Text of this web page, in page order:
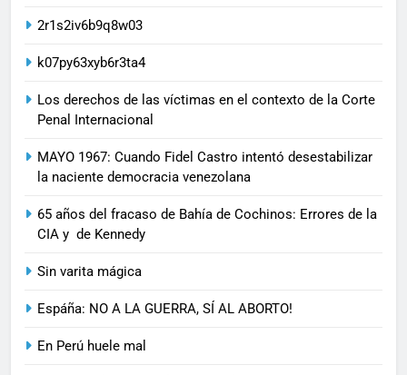
2r1s2iv6b9q8w03
k07py63xyb6r3ta4
Los derechos de las víctimas en el contexto de la Corte
Penal Internacional
MAYO 1967: Cuando Fidel Castro intentó desestabilizar
la naciente democracia venezolana
65 años del fracaso de Bahía de Cochinos: Errores de la
CIA y de Kennedy
Sin varita mágica
Espáña: NO A LA GUERRA, SÍ AL ABORTO!
En Perú huele mal